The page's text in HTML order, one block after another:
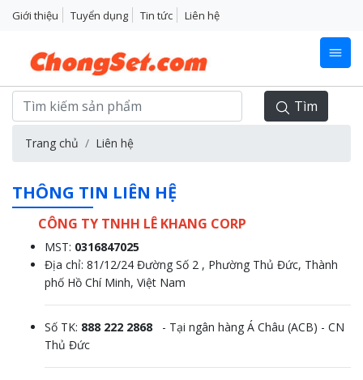
Giới thiệu Tuyển dụng Tin tức Liên hệ
Tìm
Trang chủ Liên hệ
THÔNG TIN LIÊN HỆ
CÔNG TY TNHH LÊ KHANG CORP
MST: 0316847025
Địa chỉ: 81/12/24 Đường Số 2 , Phường Thủ Đức, Thành
phố Hồ Chí Minh, Việt Nam
Số TK: 888 222 2868 - Tại ngân hàng Á Châu (ACB) - CN
Thủ Đức